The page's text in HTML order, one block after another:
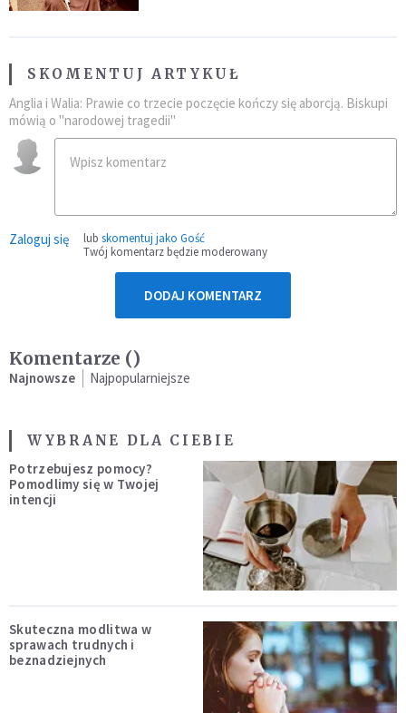
SKOMENTUJ ARTYKUŁ
Anglia i Walia: Prawie co trzecie poczęcie kończy się aborcją. Biskupi
mówią o "narodowej tragedii"
Zaloguj się lub skomentuj jako Gość
Twój komentarz będzie moderowany
DODAJ KOMENTARZ
Komentarze ()
Najnowsze Najpopularniejsze
WYBRANE DLA CIEBIE
Potrzebujesz pomocy?
Pomodlimy się w Twojej
intencji
Skuteczna modlitwa w
sprawach trudnych i
beznadziejnych